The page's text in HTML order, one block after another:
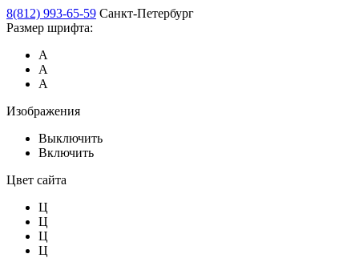
8(812) 993-65-59 Санкт-Петербург
Размер шрифта:
А
А
А
Изображения
Выключить
Включить
Цвет сайта
Ц
Ц
Ц
Ц